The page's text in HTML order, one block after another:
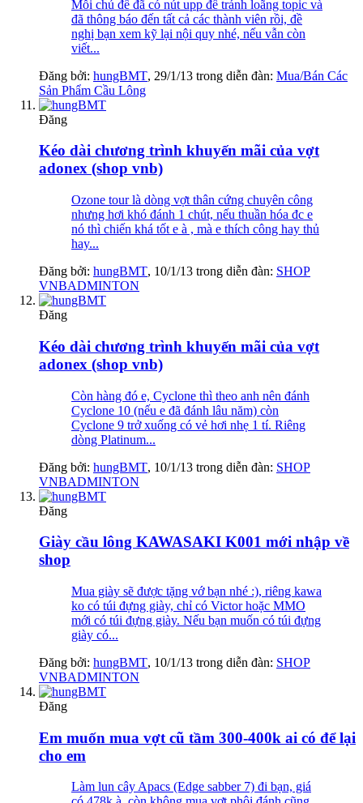
Mỗi chủ đề đã có nút upp để tránh loãng topic và
đã thông báo đến tất cả các thành viên rồi, đề
nghị bạn xem kỹ lại nội quy nhé, nếu vẫn còn
viết...
Đăng bởi: hungBMT, 29/1/13 trong diễn đàn: Mua/Bán Các
Sản Phẩm Cầu Lông
Đăng
Kéo dài chương trình khuyến mãi của vợt
adonex (shop vnb)
Ozone tour là dòng vợt thân cứng chuyên công
nhưng hơi khó đánh 1 chút, nếu thuần hóa đc e
nó thì chiến khá tốt e à , mà e thích công hay thủ
hay...
Đăng bởi: hungBMT, 10/1/13 trong diễn đàn: SHOP
VNBADMINTON
Đăng
Kéo dài chương trình khuyến mãi của vợt
adonex (shop vnb)
Còn hàng đó e, Cyclone thì theo anh nên đánh
Cyclone 10 (nếu e đã đánh lâu năm) còn
Cyclone 9 trở xuống có vẻ hơi nhẹ 1 tí. Riêng
dòng Platinum...
Đăng bởi: hungBMT, 10/1/13 trong diễn đàn: SHOP
VNBADMINTON
Đăng
Giày cầu lông KAWASAKI K001 mới nhập về
shop
Mua giày sẽ được tặng vớ bạn nhé :), riêng kawa
ko có túi đựng giày, chỉ có Victor hoặc MMO
mới có túi đựng giày. Nếu bạn muốn có túi đựng
giày có...
Đăng bởi: hungBMT, 10/1/13 trong diễn đàn: SHOP
VNBADMINTON
Đăng
Em muốn mua vợt cũ tầm 300-400k ai có để lại
cho em
Làm lun cây Apacs (Edge sabber 7) đi bạn, giá